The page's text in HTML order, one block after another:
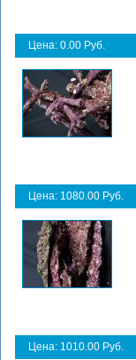
Цена: 0.00 Руб.
Цена: 1080.00 Руб.
Цена: 1010.00 Руб.